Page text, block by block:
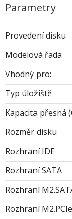
Parametry
Provedení disku
Modelová řada
Vhodný pro:
Typ úložiště
Kapacita přesná
Rozměr disku
Rozhraní IDE
Rozhraní SATA
Rozhraní
Rozhraní